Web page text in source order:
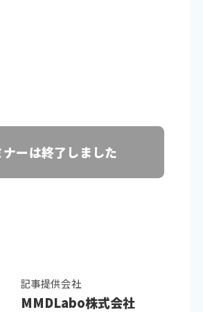
ナーは終了しました
記事提供会社
MMDLabo株式会社